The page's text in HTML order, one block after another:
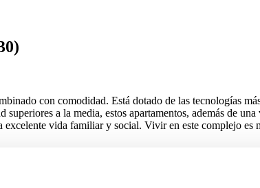
con comodidad. Está dotado de las tecnologías
a la media, estos apartamentos, además de
vida familiar y social. Vivir en este complejo